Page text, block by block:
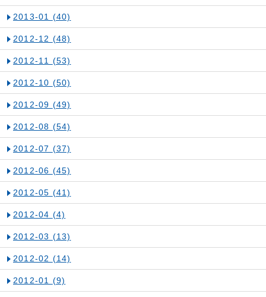
2013-01 (40)
2012-12 (48)
2012-11 (53)
2012-10 (50)
2012-09 (49)
2012-08 (54)
2012-07 (37)
2012-06 (45)
2012-05 (41)
2012-04 (4)
2012-03 (13)
2012-02 (14)
2012-01 (9)